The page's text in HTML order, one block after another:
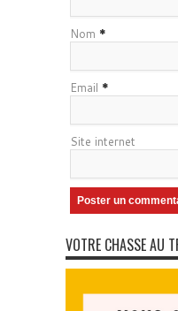
Nom *
Email *
Site internet
VOTRE CHASSE AU